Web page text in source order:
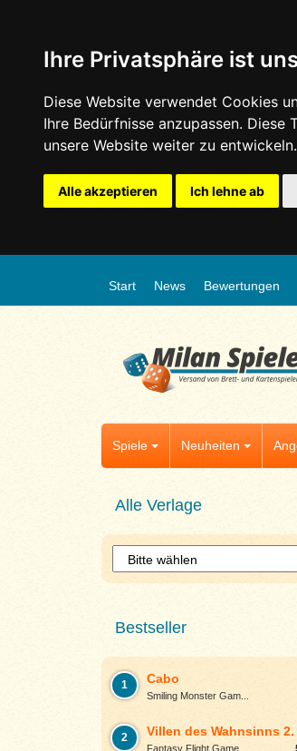
Ihre Privatsphäre ist
Diese Website verwendet Cookies
Ihre Bedürfnisse anzupassen.
unsere Website weiter zu entwickeln.
Alle akzeptieren Ich lehne ab
Start News Bewertungen
Spiele Neuheiten
Alle Verlage
Bestseller
1 Cabo
Smiling Monster Gam...
2 Villen des Wahnsinns 2.
Fantasy Flight Game...